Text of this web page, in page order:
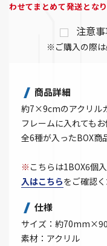
わせてまとめて発送となり
注意
※ご購入の際
商品詳細
約7×9cmのアクリル
フレームに入れてもお
全6種が入ったBOX商
※ こちらは1BOX6個
入はこちらをご確認く
仕様
サイズ：約
素材：アクリル